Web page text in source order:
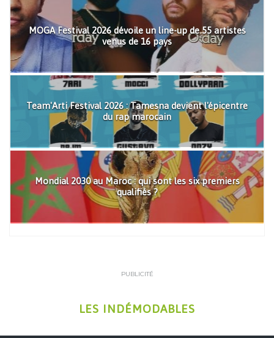
MOGA Festival 2026 dévoile un line-up de 55 artistes
venus de 16 pays
Team'Arti Festival 2026 : Tamesna devient l'épicentre
du rap marocain
Mondial 2030 au Maroc : qui sont les six premiers
qualifiés ?
PUBLICITÉ
LES INDÉMODABLES